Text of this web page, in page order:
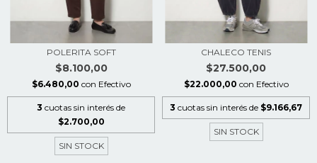
POLERITA SOFT
$8.100,00
$6.480,00 con Efectivo
3 cuotas sin interés de
$2.700,00
SIN STOCK
CHALECO TENIS
$27.500,00
$22.000,00 con Efectivo
3 cuotas sin interés de $9.166,67
SIN STOCK